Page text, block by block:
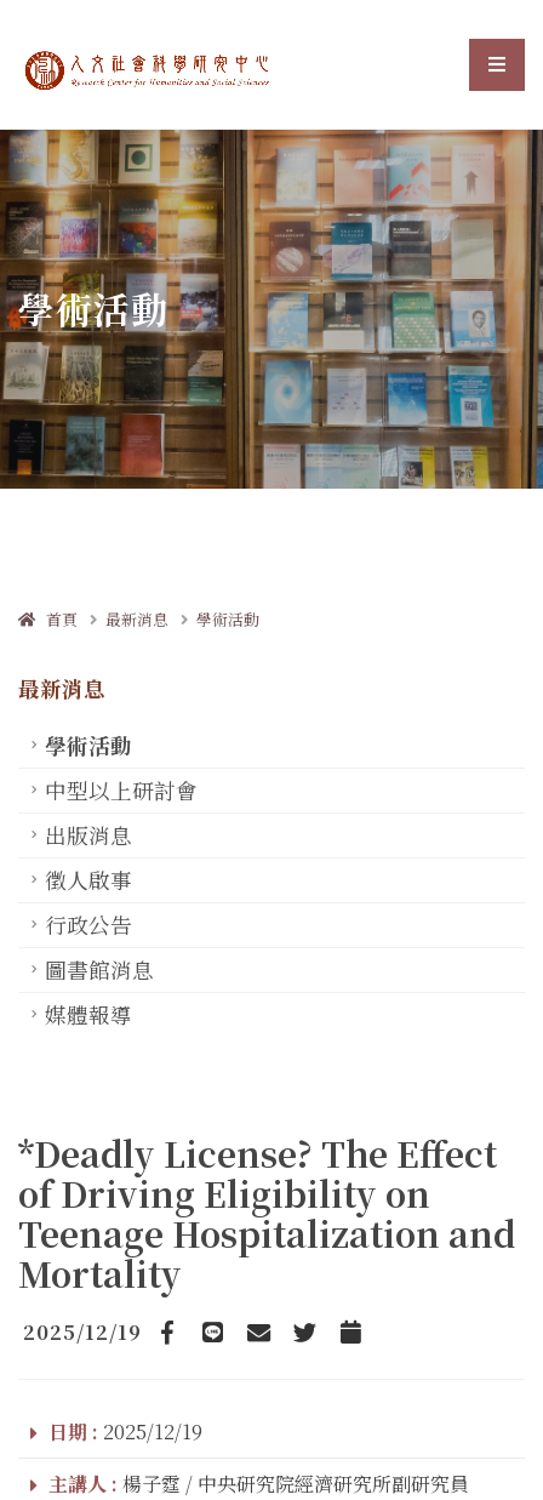
中央研究院人文社會科選
:::
學術活動
首頁 最新消息 學術活動
最新消息
學術活動
中型以上研討會
出版消息
徵人啟事
行政公告
圖書館消息
媒體報導
*Deadly License? The Effect
of Driving Eligibility on
Teenage Hospitalization and
Mortality
2025/12/19
Facebook
line emailTwitterAdd to Calendar
日期 : 2025/12/19
主講人 : 楊子霆 / 中央研究院經濟研究所副研究員